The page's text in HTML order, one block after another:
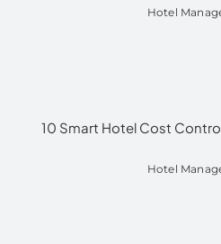
Hotel
10 Smart Hotel Cost
Hotel